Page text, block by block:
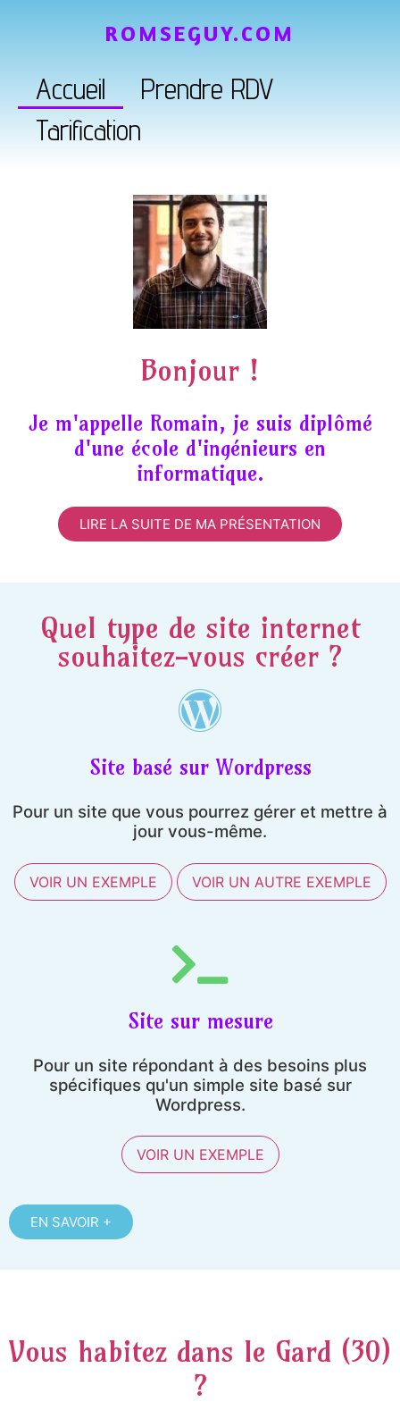
Accueil
Prendre RDV
Tarification
ROMSEGUY.COM
Bonjour !
Je m'appelle Romain, je suis diplômé
d'une école d'ingénieurs en
informatique.
LIRE LA SUITE DE MA PRÉSENTATION
Quel type de site internet
souhaitez-vous créer ?
Site basé sur Wordpress
Pour un site que vous pourrez gérer et mettre à
jour vous-même.
VOIR UN EXEMPLE VOIR UN AUTRE EXEMPLE
Site sur mesure
Pour un site répondant à des besoins plus
spécifiques qu'un simple site basé sur
Wordpress.
VOIR UN EXEMPLE
EN SAVOIR +
Vous habitez dans le Gard (30)
?